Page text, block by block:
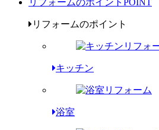
リフォームのポイント POINT
リフォームのポイント
キッチン
浴室